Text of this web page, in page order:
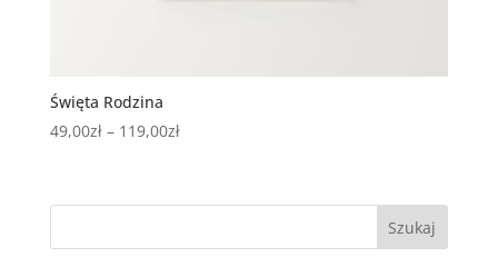
Święta Rodzina
49,00zł – 119,00złZakres
49,00zł